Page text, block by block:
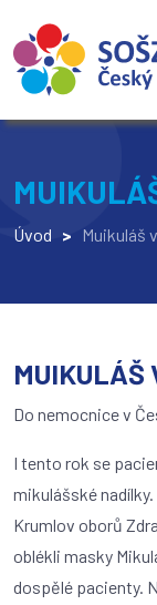
Úvod > Muikuláš
MUIKULÁŠ
Do nemocnice v
I tento rok se
mikulášské nadílky.
Krumlov oborů
oblékli masky
dospělé pacienty.